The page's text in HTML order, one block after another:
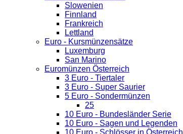
Slowenien
Finnland
Frankreich
Lettland
Euro - Kursmünzensätze
Luxemburg
San Marino
Euromünzen Österreich
3 Euro - Tiertaler
3 Euro - Super Saurier
5 Euro - Sondermünzen
25
10 Euro - Bundesländer Serie
10 Euro - Sagen und Legenden
10 Euro - Schlösser in Österreich